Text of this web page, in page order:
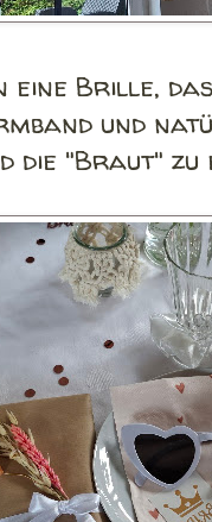
eine Brille,
und
die "Braut"